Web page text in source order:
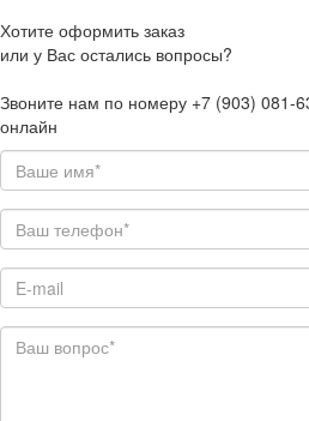
Хотите оформить заказ
или у Вас остались вопросы?
Звоните нам по номеру +7 (903) 081-
онлайн